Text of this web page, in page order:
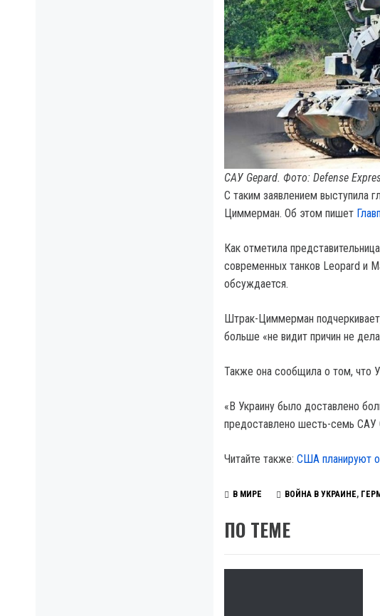
САУ Gepard. Фото: Defense
С таким заявлением выступила
Циммерман. Об этом пишет
Как отметила
современных танков Leopard и
обсуждается.
Штрак-Циммерман
больше «не видит причин не
Также она сообщила о том, что
«В Украину было доставлено
предоставлено шесть-семь САУ
Читайте также: США планируют
В МИРЕ ВОЙНА В УКРАИНЕ,
ПО ТЕМЕ